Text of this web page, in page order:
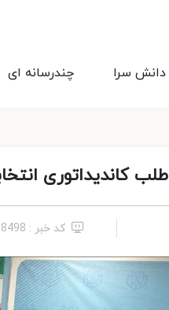
چندرسانه ای دانش سرا
کاندیداتوری
کد خبر : 2408498